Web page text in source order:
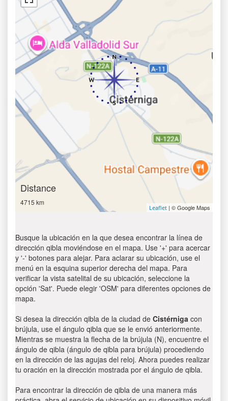
Distance
4715 km
Leaflet | © Google Maps
Busque la ubicación en la que desea encontrar la línea de
dirección qibla moviéndose en el mapa. Use '+' para acercar
y '-' botones para alejar. Para aclarar su ubicación, use el
menú en la esquina superior derecha del mapa. Para
verificar la vista satelital de su ubicación, seleccione la
opción 'Sat'. Puede elegir 'OSM' para diferentes opciones de
mapa.
Si desea la dirección qibla de la ciudad de Cistérniga con
brújula, use el ángulo qibla que se le envió anteriormente.
Mientras se muestra la flecha de la brújula (N), encuentre el
ángulo de qibla (ángulo de qibla para brújula) procediendo
en la dirección de las agujas del reloj. Ahora puedes realizar
tu oración en la dirección mostrada por el ángulo de qibla.
Para encontrar la dirección de qibla de una manera más